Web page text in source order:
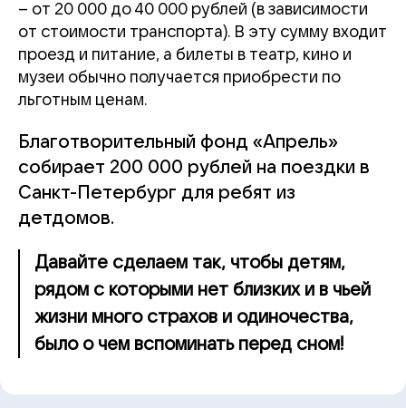
– от 20 000 до 40 000 рублей (в зависимости
от стоимости транспорта). В эту сумму входит
проезд и питание, а билеты в театр, кино и
музеи обычно получается приобрести по
льготным ценам.
Благотворительный фонд «Апрель»
собирает 200 000 рублей на поездки в
Санкт-Петербург для ребят из
детдомов.
Давайте сделаем так, чтобы детям,
рядом с которыми нет близких и в чьей
жизни много страхов и одиночества,
было о чем вспоминать перед сном!